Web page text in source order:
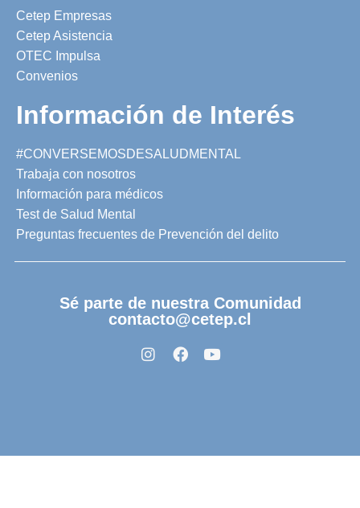
Cetep Empresas
Cetep Asistencia
OTEC Impulsa
Convenios
Información de Interés
#CONVERSEMOSDESALUDMENTAL
Trabaja con nosotros
Información para médicos
Test de Salud Mental
Preguntas frecuentes de Prevención del delito
Sé parte de nuestra Comunidad
contacto@cetep.cl